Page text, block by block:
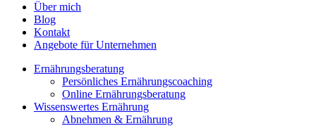
Über mich
Blog
Kontakt
Angebote für Unternehmen
Ernährungsberatung
Persönliches Ernährungscoaching
Online Ernährungsberatung
Wissenswertes Ernährung
Abnehmen & Ernährung